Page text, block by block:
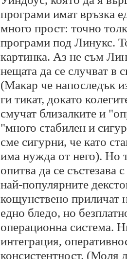
програми имат връзка
много прост: точно
програми под
картинка. Аз не съм
нещата да се случват в
(Макар че напоследък
ги тикат, докато
смучат близалките и
"много стабилен и
сме сигурни, че като
има нужда от него). Но
опитва да се
най-популярните
кощунствено
едно бледо, но
операционна система.
интеграция,
консистентност. (Моля